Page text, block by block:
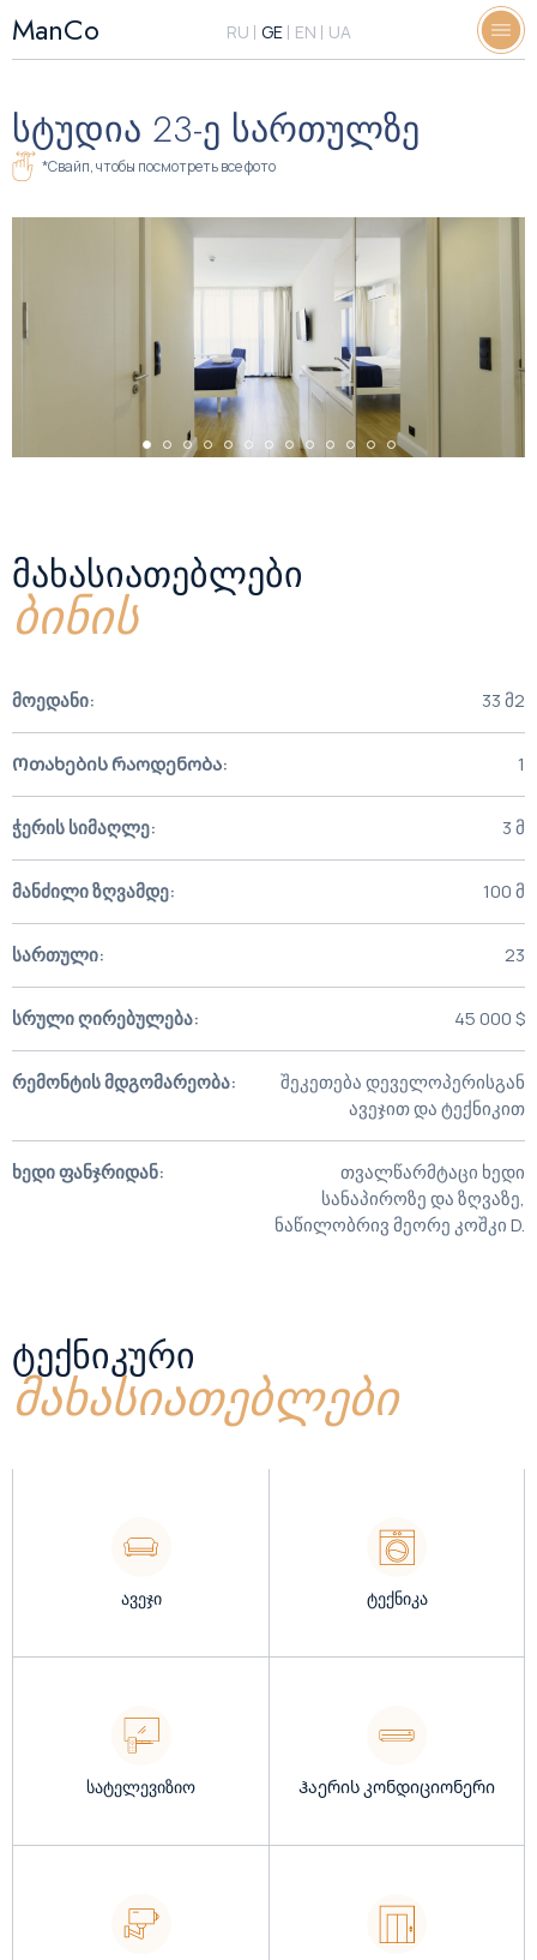
ManCo RU GE EN UA
ᲡᲢᲣᲓᲘᲐ 23-Ე ᲡᲐᲠᲗᲣᲚᲖᲔ
*Свайп, чтобы посмотреть все фото
ᲛᲐᲮᲐᲡᲘᲐᲗᲔᲑᲚᲔᲑᲘ
ბინის
მოედანი: 33 მ2
Ოთახების რაოდენობა: 1
ჭერის სიმაღლე: 3 მ
მანძილი ზღვამდე: 100 მ
სართული: 23
სრული ღირებულება: 45 000 $
რემონტის მდგომარეობა:
შეკეთება დეველოპერისგან
ავეჯით და ტექნიკით
ხედი ფანჯრიდან:
თვალწარმტაცი ხედი
სანაპიროზე და ზღვაზე,
ნაწილობრივ მეორე კოშკი D.
ᲢᲔᲥᲜᲘᲙᲣᲠᲘ
მახასიათებლები
ავეჯი ტექნიკა
სატელევიზიო Ჰაერის კონდიციონერი